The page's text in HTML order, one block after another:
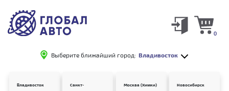
Выберите ближайший город: Владивосток
0
Владивосток
Санкт-
Москва (Химки)
Новосибирск